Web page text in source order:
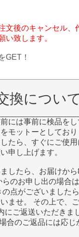
文後のキャンセル、
い致します。
GET！
換につい
には事前に検品を
モットーとしてお
たら、すぐにご使
申し上げます。
したら、お届けか
のお申し出の場合
点がございました
ませ。 その上で、
にご返送いただきま
合のご返品には応